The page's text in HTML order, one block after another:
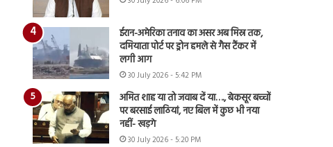
ईरान-अमेरिका तनाव का असर अब मिस्र तक,
दमियाता पोर्ट पर ड्रोन हमले से गैस टैंकर में
लगी आग
30 July 2026 - 5:42 PM
अमित शाह या तो जवाब दें या…., बेकसूर बच्चों
पर बरसाई लाठियां, नए बिल में कुछ भी नया
नहीं- खड़गे
30 July 2026 - 5:20 PM